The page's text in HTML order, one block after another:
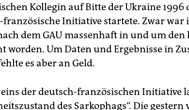
Kollegin auf Bitte der Ukraine 1996
französische Initiative startete. Zwar war
dem GAU massenhaft in und um
worden. Um Daten und Ergebnisse in
es aber an Geld.
der deutsch-französischen Initiative
des Sarkophags“. Die